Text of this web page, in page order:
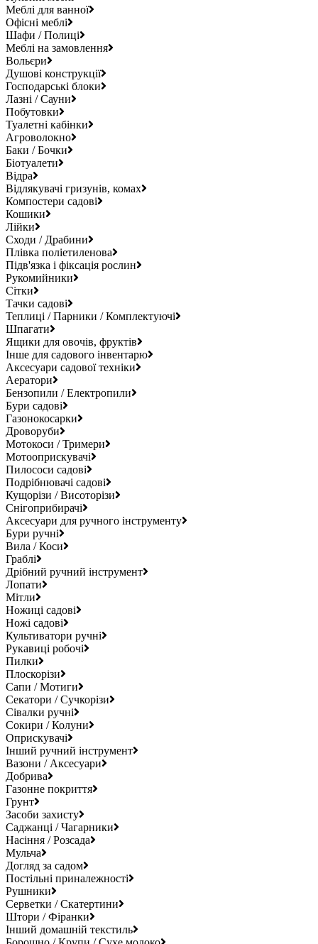
Меблі для ванної
Офісні меблі
Шафи / Полиці
Меблі на замовлення
Вольєри
Душові конструкції
Господарські блоки
Лазні / Сауни
Побутовки
Туалетні кабінки
Агроволокно
Баки / Бочки
Біотуалети
Відра
Відлякувачі гризунів, комах
Компостери садові
Кошики
Лійки
Сходи / Драбини
Плівка поліетиленова
Підв'язка і фіксація рослин
Рукомийники
Сітки
Тачки садові
Теплиці / Парники / Комплектуючі
Шпагати
Ящики для овочів, фруктів
Інше для садового інвентарю
Аксесуари садової техніки
Аератори
Бензопили / Електропили
Бури садові
Газонокосарки
Дроворуби
Мотокоси / Тримери
Мотооприскувачі
Пилососи садові
Подрібнювачі садові
Кущорізи / Висоторізи
Снігоприбирачі
Аксесуари для ручного інструменту
Бури ручні
Вила / Коси
Граблі
Дрібний ручний інструмент
Лопати
Мітли
Ножиці садові
Ножі садові
Культиватори ручні
Рукавиці робочі
Пилки
Плоскорізи
Сапи / Мотиги
Секатори / Сучкорізи
Сівалки ручні
Сокири / Колуни
Оприскувачі
Інший ручний інструмент
Вазони / Аксесуари
Добрива
Газонне покриття
Грунт
Засоби захисту
Саджанці / Чагарники
Насіння / Розсада
Мульча
Догляд за садом
Постільні приналежності
Рушники
Серветки / Скатертини
Штори / Фіранки
Інший домашній текстиль